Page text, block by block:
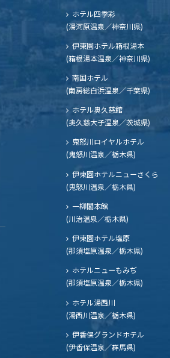
ホテル四季彩
(湯河原温泉／神奈川県)
伊東園ホテル箱根湯本
(箱根湯本温泉／神奈川県)
南国ホテル
(南房総白浜温泉／千葉県)
ホテル奥久慈館
(奥久慈大子温泉／茨城県)
鬼怒川ロイヤルホテル
(鬼怒川温泉／栃木県)
伊東園ホテルニューさくら
(鬼怒川温泉／栃木県)
一柳閣本館
(川治温泉／栃木県)
伊東園ホテル塩原
(那須塩原温泉／栃木県)
ホテルニューもみぢ
(那須塩原温泉／栃木県)
ホテル湯西川
(湯西川温泉／栃木県)
伊香保グランドホテル
(伊香保温泉／群馬県)